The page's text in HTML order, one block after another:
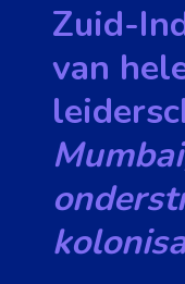
Zuid-
van